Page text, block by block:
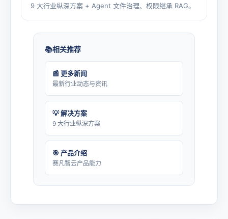
9 大行业纵深方案 + Agent 文件治理、权限继承 RAG。
相关推荐
📰 更多新闻
最新行业动态与资讯
💡 解决方案
9 大行业纵深方案
🎯 产品介绍
赛凡智云产品能力